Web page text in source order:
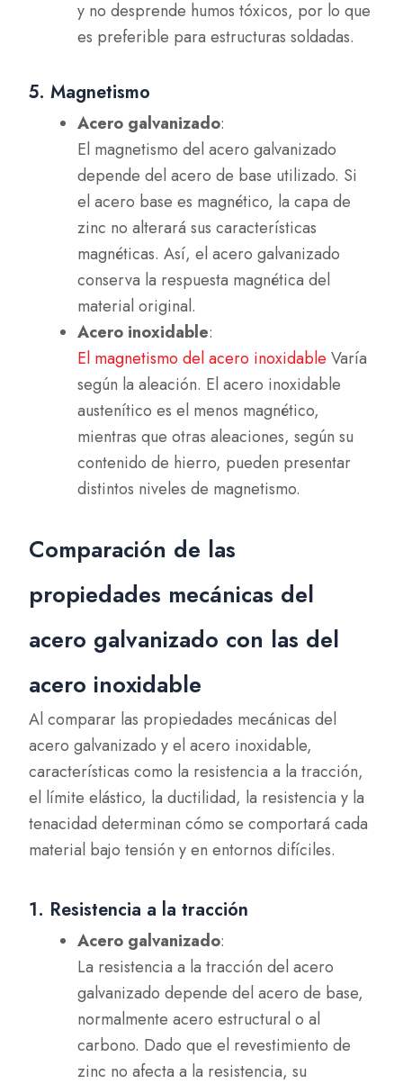
y no desprende humos tóxicos, por lo que
es preferible para estructuras soldadas.
5. Magnetismo
Acero galvanizado:
El magnetismo del acero galvanizado
depende del acero de base utilizado. Si
el acero base es magnético, la capa de
zinc no alterará sus características
magnéticas. Así, el acero galvanizado
conserva la respuesta magnética del
material original.
Acero inoxidable:
El magnetismo del acero inoxidable Varía
según la aleación. El acero inoxidable
austenítico es el menos magnético,
mientras que otras aleaciones, según su
contenido de hierro, pueden presentar
distintos niveles de magnetismo.
Comparación de las
propiedades mecánicas del
acero galvanizado con las del
acero inoxidable
Al comparar las propiedades mecánicas del
acero galvanizado y el acero inoxidable,
características como la resistencia a la tracción,
el límite elástico, la ductilidad, la resistencia y la
tenacidad determinan cómo se comportará cada
material bajo tensión y en entornos difíciles.
1. Resistencia a la tracción
Acero galvanizado:
La resistencia a la tracción del acero
galvanizado depende del acero de base,
normalmente acero estructural o al
carbono. Dado que el revestimiento de
zinc no afecta a la resistencia, su